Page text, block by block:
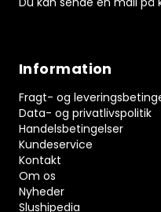
Information
Fragt- og
Data- og privatlivspolitik
Handelsbetingelser
Kundeservice
Kontakt
Om os
Nyheder
Slushipedia